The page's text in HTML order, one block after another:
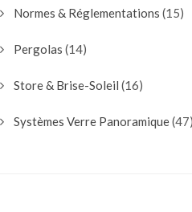
Normes & Réglementations (15)
Pergolas (14)
Store & Brise-Soleil (16)
Systèmes Verre Panoramique(47)